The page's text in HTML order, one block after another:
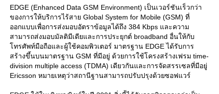
EDGE (Enhanced Data GSM Environment) เป็นเวอร์ชันเร็วกว่า
ของการให้บริการไร้สาย Global System for Mobile (GSM) ที่
ออกแบบเพื่อการส่งมอบอัตราข้อมูลได้ถึง 384 Kbps และความ
สามารถส่งมอบมัลติมีเดียและการประยุกต์ broadband อื่นให้กับ
ทรศัพท์มือถือและผู้ใช้คอมพิวเตอร์ มาตรฐาน EDGE ได้รับการ
สร้างขึ้นบนมาตรฐาน GSM ที่มีอยู่ ด้วยการใช้โครงสร้างเฟรม time-
division multiple access (TDMA) เดียวกันและการจัดสรรเซลที่มีอยู่
Ericsson หมายเหตุว่าสถานีฐานสามารถปรับปรุงด้วยซอฟแวร์